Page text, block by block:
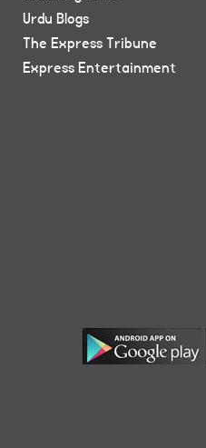
Urdu Blogs
The Express Tribune
Express Entertainment